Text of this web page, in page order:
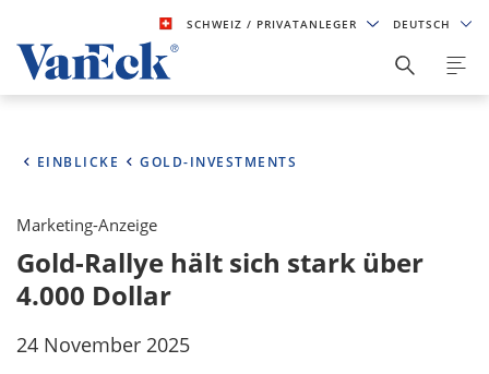
SCHWEIZ/ PRIVATANLEGER DEUTSCH
EINBLICKE GOLD-INVESTMENTS
Marketing-Anzeige
Gold-Rallye hält sich stark über
4.000 Dollar
24 November 2025